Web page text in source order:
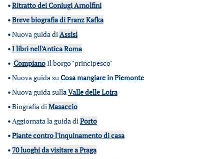
•Ritratto dei Coniugi Arnolfini
•Breve biografia di Franz Kafka
•Nuova guida diAssisi
•I libri nell'Antica Roma
• CompianoIl borgo "principesco"
•Nuova guida suCosa mangiare in Piemonte
•Nuova guida sullaValle delle Loira
•Biografia diMasaccio
•Aggiornata la guida diPorto
•Piante contro l'inquinamento di casa
• 70 luoghi da visitare a Praga